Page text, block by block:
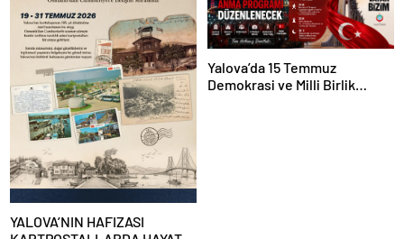
YALOVA’NIN HAFIZASI
Yalova’da 15 Temmuz
Demokrasi ve Milli Birlik